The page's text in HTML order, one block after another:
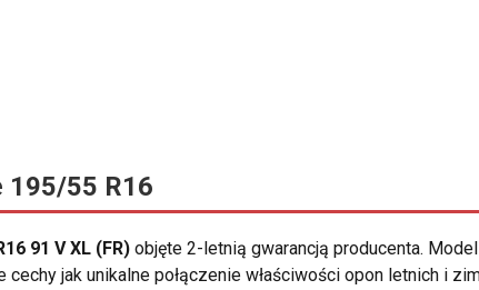
195/55 R16
91 V XL (FR) objęte 2-letnią gwarancją producenta. Model
jak unikalne połączenie właściwości opon letnich i